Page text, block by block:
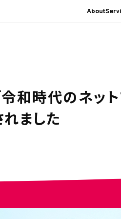
About
令和時代のネッ
ました